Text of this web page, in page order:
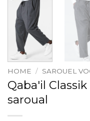
HOME / SAROUEL
Qaba'il
saroual